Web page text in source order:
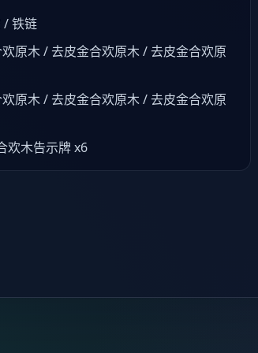
/ 铁链
原木 / 去皮金合欢原木 / 去皮金合欢原
原木 / 去皮金合欢原木 / 去皮金合欢原
欢木告示牌 x6